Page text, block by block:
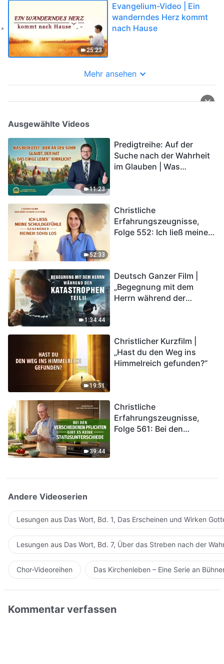
25:23
Evangelium-Video | Ein
wanderndes Herz kommt
nach Hause
Mehr ansehen
Ausgewählte Videos
11:23
Predigtreihe: Auf der
Suche nach der Wahrheit
im Glauben | Was
52:33
Christliche
Erfahrungszeugnisse,
Folge 552: Ich ließ meine
1:34:44
Deutsch Ganzer Film |
„Begegnung mit dem
Herrn während der
in das Königreich Gottes
eintreten?
19:51
Christlicher Kurzfilm |
„Hast du den Weg ins
Himmelreich gefunden?“
39:44
Christliche
Erfahrungszeugnisse,
Folge 561: Bei den
Andere Videoserien
Lesungen aus Das Wort, Bd. 1, Das Erscheinen und Wirken
Lesungen aus Das Wort, Bd. 7, Über das Streben nach der
Chor-Videoreihen Das Kirchenleben – Eine Serie an
Kommentar verfassen